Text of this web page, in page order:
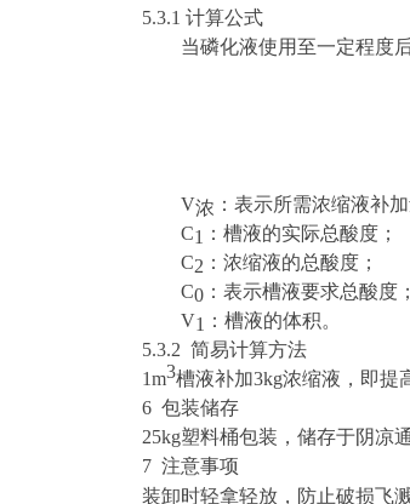
5.3.1 计算公式
当磷化液使用至一定程度
V浓 ：表示所需浓缩液补
C1 ：槽液的实际总酸度；
C2 ：浓缩液的总酸度；
C0 ：表示槽液要求总酸度；
V1 ：槽液的体积。
5.3.2 简易计算方法
1m3槽液补加3kg浓缩液，即提
6 包装储存
25kg塑料桶包装，储存于阴凉
7 注意事项
装卸时轻拿轻放，防止破损飞